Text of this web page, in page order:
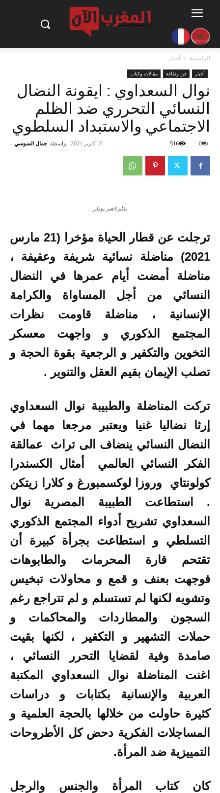
الرئيسية أخبار
أخبار فن وثقافة مقالات وكتاب
نوال السعداوي : ايقونة النضال
النسائي التحرري ضد الظلم
الاجتماعي والاستبداد السلطوي
بواسطة جمال السوسي - 21 أكتوبر 2021 0
516
بقلم:انغير بوبكر
ترجلت عن قطار الحياة مؤخرا (21 مارس
2021) مناضلة نسائية شريفة وعفيفة ،
مناضلة أمضت أيام عمرها في النضال
النسائي من أجل المساواة والكرامة
الإنسانية ، مناضلة قاومت نظرات
المجتمع الذكوري و واجهت معسكر
التخوين والتكفير و الرجعية بقوة الحجة و
تصلب الإيمان بقيم العقل والتنوير .
تركت المناضلة والطبيبة نوال السعداوي
إرثا نضاليا غنيا ويعتبر مرجعا مهما في
النضال النسائي ينضاف الى تراث عمالقة
الفكر النسائي العالمي أمثال الكسندرا
كولونتاي وروزا لوكسمبورغ و كلارا زيتكن
. استطاعت الطبيبة المصرية نوال
السعداوي تشريح أدواء المجتمع الذكوري
التسلطي و استطاعت بجرأة كبيرة أن
تقتحم قارة المحرمات والطابوهات
فوجهت بعنف و قمع و محاولات تبخيس
وتشويه لكنها لم تستسلم و لم تتراجع رغم
السجون والمطاردات والمحاكمات و
حملات التشهير و التكفير ، لكنها بقيت
صامدة وفية لقضايا التحرر النسائي ،
اغنت المناضلة نوال السعداوي المكتبة
العربية والإنسانية بكتابات و دراسات
كثيرة حاولت من خلالها بالحجة العلمية و
المساجلات الفكرية دحض كل الأطروحات
التمييزية ضد المرأة.
كان كتاب المرأة والجنس والرجل